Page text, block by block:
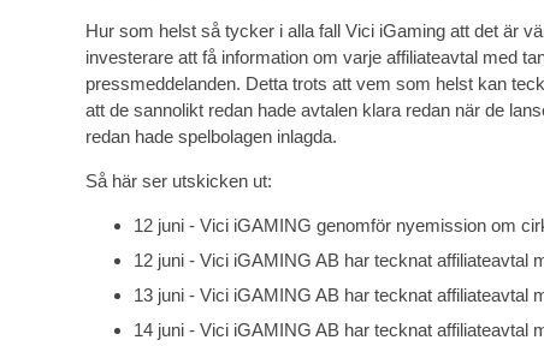
Hur som helst så tycker i alla fall Vici iGaming att det är
investerare att få information om varje affiliateavtal med
pressmeddelanden. Detta trots att vem som helst kan
att de sannolikt redan hade avtalen klara redan när de
redan hade spelbolagen inlagda.
Så här ser utskicken ut:
12 juni - Vici iGAMING genomför nyemission om
12 juni - Vici iGAMING AB har tecknat affiliateavtal
13 juni - Vici iGAMING AB har tecknat affiliateavtal
14 juni - Vici iGAMING AB har tecknat affiliateavtal